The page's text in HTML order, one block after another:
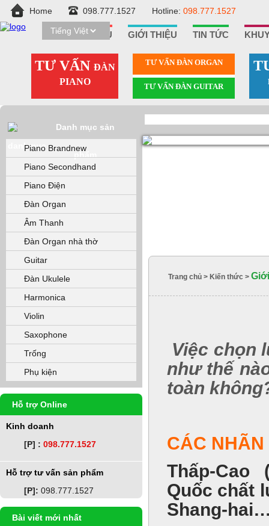
Home 098.777.1527 Hotline: 098.777.1527
TRANG CHỦ GIỚI THIỆU TIN TỨC
TƯ VẤN ĐÀN
PIANO
TƯ VẤN ÐÀN ORGAN
TƯ VẤN ÐÀN GUITAR
Danh mục sản
Piano Brandnew
Piano Secondhand
Piano Điện
Đàn Organ
Âm Thanh
Đàn Organ nhà thờ
Guitar
Đàn Ukulele
Harmonica
Violin
Saxophone
Trống
Phụ kiện
Hỗ trợ Online
Kinh doanh
[P] : 098.777.1527
Hỗ trợ tư vấn sản phẩm
[P]: 098.777.1527
Bài viết mới nhất
Trang chủ > Kiến thức >
Việc chọn
như thế
toàn
CÁC NHÃN
Thấp-Cao
Quốc chất
Shang-